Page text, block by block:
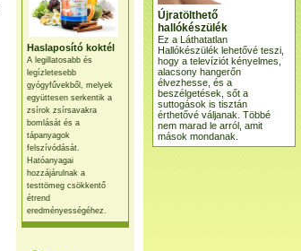
Haslaposító koktél
A legillatosabb és
legízletesebb
gyógyfűvekből, melyek
együttesen serkentik a
zsírok zsírsavakra
bomlását és a
tápanyagok
felszívódását.
Hatóanyagai
hozzájárulnak a
testtömeg csökkentő
étrend
eredményességéhez.
Újratölthető
hallókészülék
Ez a Láthatatlan
Hallókészülék lehetővé teszi,
hogy a televíziót kényelmes,
alacsony hangerőn
élvezhesse, és a
beszélgetések, sőt a
suttogások is tisztán
érthetővé váljanak. Többé
nem marad le arról, amit
mások mondanak.